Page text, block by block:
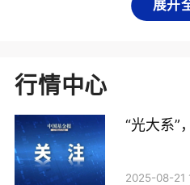
展开
条目标清晰、路径明确、特
运行、战略目标的稳步推进
续的发展注入了强大的内生
化支撑与保障体系。
加强思想引领，做实“铸魂”文
行情中心
“光大系”
2025-08-21